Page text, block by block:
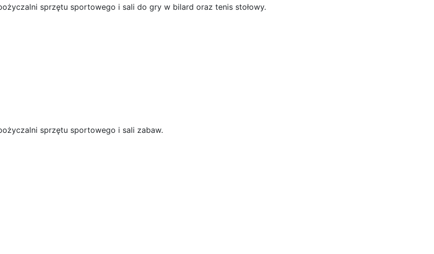
sprzętu sportowego i sali do gry w bilard oraz tenis stołowy.
sprzętu sportowego i sali zabaw.